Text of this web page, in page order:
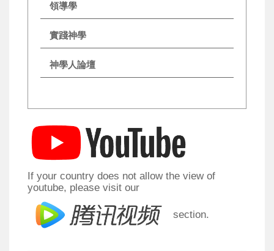
領導學
實踐神學
神學人論壇
If your country does not allow the view of
youtube, please visit our
section.